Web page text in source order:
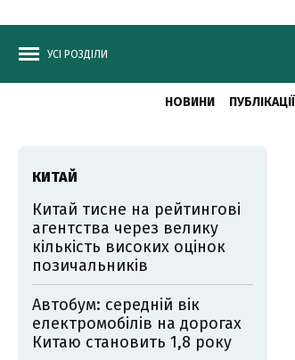
УСІ РОЗДІЛИ
НОВИНИ ПУБЛІКАЦІЇ
КИТАЙ
Китай тисне на рейтингові
агентства через велику
кількість високих оцінок
позичальників
Автобум: середній вік
електромобілів на дорогах
Китаю становить 1,8 року